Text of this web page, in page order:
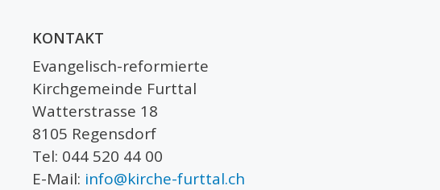
KONTAKT
Evangelisch-reformierte
Kirchgemeinde Furttal
Watterstrasse 18
8105 Regensdorf
Tel: 044 520 44 00
E-Mail: info@kirche-furttal.ch